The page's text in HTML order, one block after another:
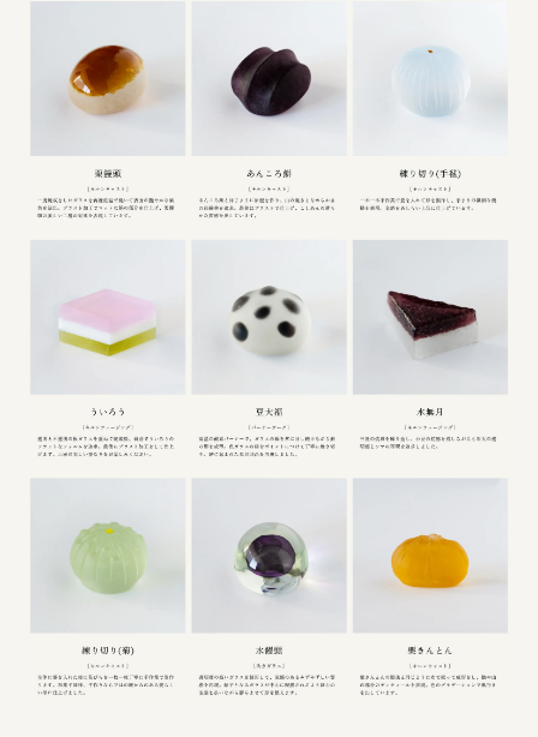
叶や豆冨 大椙食品
株式会社 京都産業振興センター
株式会社レリアン
日本出版販売株式会社
フードバレーとかち首都圏プロモーション実行委員会
株式会社 中華・高橋
株式会社ITC
オクズミ商事
横浜市
株式会社 未来ガ驚喜研究所
Panasonic
江東区